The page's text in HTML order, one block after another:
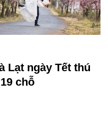
Lạt ngày Tết thú
chỗ